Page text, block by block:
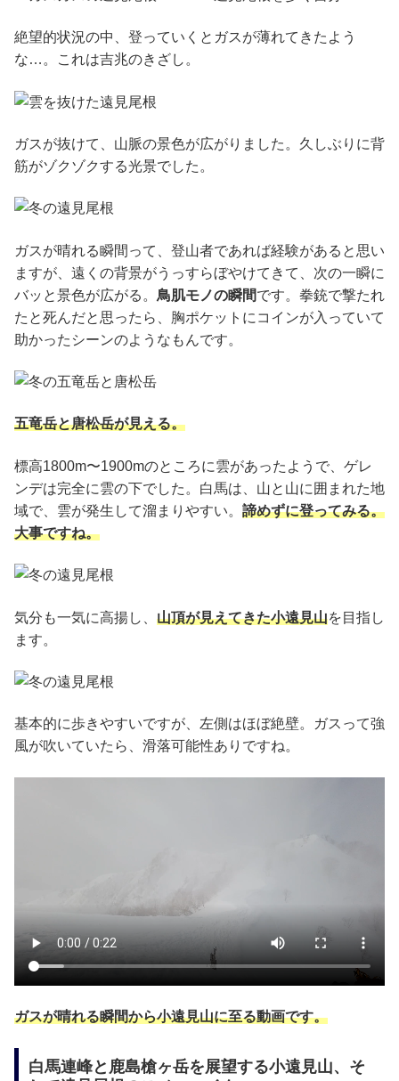
絶望的状況の中、登っていくとガスが薄れてきたよう
な…。これは吉兆のきざし。
ガスが抜けて、山脈の景色が広がりました。久しぶりに背
筋がゾクゾクする光景でした。
ガスが晴れる瞬間って、登山者であれば経験があると思い
ますが、遠くの背景がうっすらぼやけてきて、次の一瞬に
バッと景色が広がる。 鳥肌モノの瞬間です。拳銃で撃たれ
たと死んだと思ったら、胸ポケットにコインが入っていて
助かったシーンのようなもんです。
五竜岳と唐松岳が見える。
標高1800m〜1900mのところに雲があったようで、ゲレ
ンデは完全に雲の下でした。白馬は、山と山に囲まれた地
域で、雲が発生して溜まりやすい。 諦めずに登ってみる。
大事ですね。
気分も一気に高揚し、 山頂が見えてきた小遠見山を目指し
ます。
基本的に歩きやすいですが、左側はほぼ絶壁。ガスって強
風が吹いていたら、滑落可能性ありですね。
ガスが晴れる瞬間から小遠見山に至る動画です。
白馬連峰と鹿島槍ヶ岳を展望する小遠見山、そ